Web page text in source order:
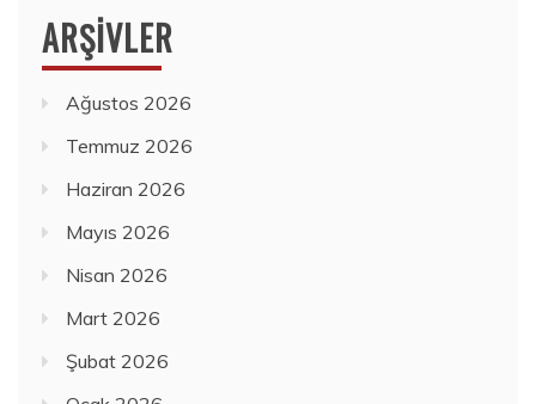
ARŞIVLER
Ağustos 2026
Temmuz 2026
Haziran 2026
Mayıs 2026
Nisan 2026
Mart 2026
Şubat 2026